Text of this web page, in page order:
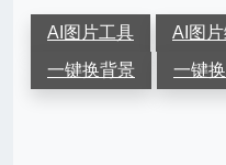
AI图片工具 AI图
一键换背景
一键